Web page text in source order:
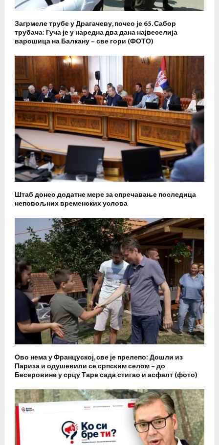
Загрмеле трубе у Драгачеву, почео је 65. Сабор
трубача: Гуча је у наредна два дана највеселија
варошица на Балкану – све гори (ФОТО)
Штаб донео додатне мере за спречавање последица
неповољних временских услова
Ово нема у Француској, све је прелепо: Дошли из
Париза и одушевили се српским селом – до
Бесеровине у срцу Таре сада стигао и асфалт (фото)